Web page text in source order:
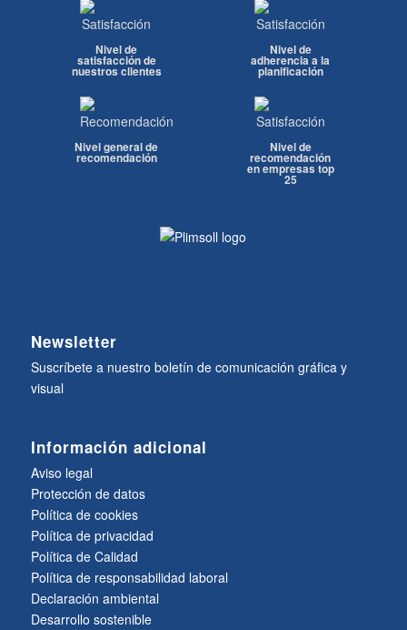
Nivel de
satisfacción de
nuestros clientes
Nivel de
adherencia a la
planificación
Nivel general de
recomendación
Nivel de
recomendación
en empresas top
25
Newsletter
Suscríbete a nuestro boletín de comunicación gráfica y
visual
Información adicional
Aviso legal
Protección de datos
Política de cookies
Política de privacidad
Política de Calidad
Política de responsabilidad laboral
Declaración ambiental
Desarrollo sostenible